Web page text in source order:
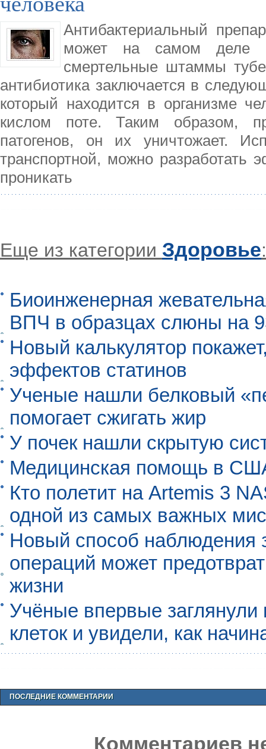
Антибактериальный
может на самом деле
смертельные штаммы
антибиотика заключается в
который находится в организме
кислом поте. Таким образом,
патогенов, он их уничтожает.
транспортной, можно разработать
проникать
Еще из категории Здоровье:
Биоинженерная
ВПЧ в образцах слюны на
Новый калькулятор
эффектов статинов
Ученые нашли белковый
помогает сжигать жир
У почек нашли скрытую
Медицинская помощь в
Кто полетит на Artemis 3
одной из самых важных
Новый способ наблюдения
операций может
жизни
Учёные впервые
клеток и увидели, как
ПОСЛЕДНИЕ КОММЕНТАРИИ
Комментариев